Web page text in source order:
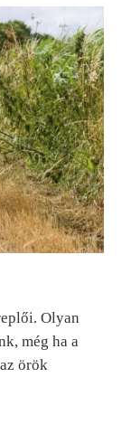
Olyan
még ha a
örök